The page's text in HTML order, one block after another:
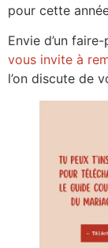
pour cette
Envie d’un
vous invite à
l’on discute de